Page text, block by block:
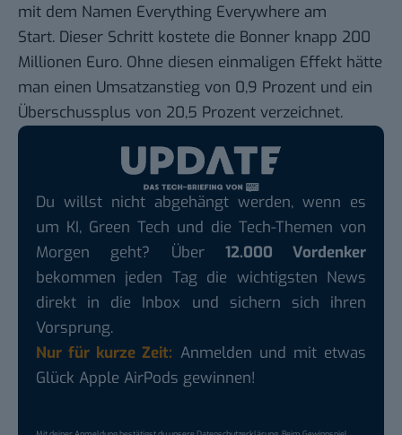
mit dem Namen Everything Everywhere am
Start. Dieser Schritt kostete die Bonner knapp 200
Millionen Euro. Ohne diesen einmaligen Effekt hätte
man einen Umsatzanstieg von 0,9 Prozent und ein
Überschussplus von 20,5 Prozent verzeichnet.
Du willst nicht abgehängt werden, wenn es
um KI, Green Tech und die Tech-Themen von
Morgen geht? Über 12.000 Vordenker
bekommen jeden Tag die wichtigsten News
direkt in die Inbox und sichern sich ihren
Vorsprung.
Nur für kurze Zeit: Anmelden und mit etwas
Glück Apple AirPods gewinnen!